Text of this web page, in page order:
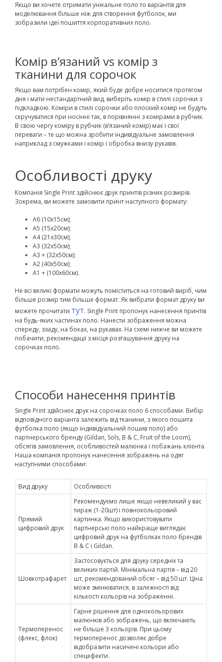
Якщо ви хочете отримати унікальне поло то варіантів для
моделювання більше ніж для створення футболок, ми
зобразили ідеї пошиття корпоративних поло.
Комір в’язаний vs комір з
тканини для сорочок
Якщо вам потрібен комір, який буде добре носитися протягом
дня і мати нестандартний вид, виберіть комір в стилі сорочки з
підкладкою. Коміри в стилі сорочки або плоский комір не будуть
скручуватися при носінні так, в порівнянні з комірами в рубчик.
В свою чергу коміру в рубчик (в’язаний комір) має і свої
переваги – те що можна зробити індивідуальне замовлення
наприклад з смужками і комір і обробка внизу рукавів.
Особливості друку
Компанія Single Print здійснює друк принтів різних розмірів.
Зокрема, ви можете замовити принт наступного формату:
А6 (10х15см);
А5 (15х20см);
А4 (21х30см);
А3 (32х50см);
А3 + (32х50см);
А2 (40х50см);
А1 + (100х60см).
Не всі великі формати можуть поміститься на готовий виріб, чим
більше розмір тим більше формат. Як вибрати формат друку ви
можете прочитати тут. Single Print пропонує нанесення принтів
на будь-яких частинах поло. Нанести зображення можна
спереду, ззаду, на боках, на рукавах. На схемі нижче ви можете
побачити, рекомендації з місця розташування друку на
сорочках поло.
Способи нанесення принтів
Single Print здійснює друк на сорочках поло 6 способами. Вибір
відповідного варіанта залежить від тканини, з якого пошита
футболка поло (якщо індивідуальний пошив поло) або
партнерського бренду (Gildan, Sols, B & C, Fruit of the Loom),
обсягів замовлення, особливостей малюнка і побажань клієнта.
Наша компанія пропонує нанесення зображень на одяг
наступними способами:
Вид друку Особливості
Прямий
цифровий друк
Рекомендуємо лише якщо невеликий у вас
тираж (1-20шт) і повнокольоровий
картинка. Якщо використовувати
партнерські поло найкраще виглядає
цифровий друк на футболках поло брендів
B & C і Gildan.
Шовкотрафарет
Застосовується для друку середніх та
великих партій. Мінімальна партія – від 20
шт, рекомендований обсяг – від 50 шт. Ціна
може змінюватися, в залежності від
кількості кольорів на зображенні.
Термоперенос
(флекс, флок)
Гарне рішення для однокольорових
малюнків або зображень, що включають
не більше 3 кольорів. При цьому
термоперенос дозволяє добре
відобразити насичені кольори або
спецефекти.